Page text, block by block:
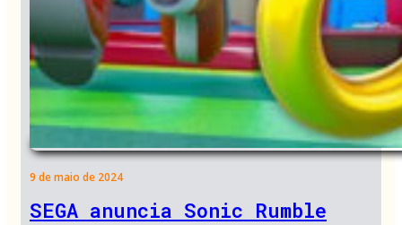
9 de maio de 2024
SEGA anuncia Sonic Rumble